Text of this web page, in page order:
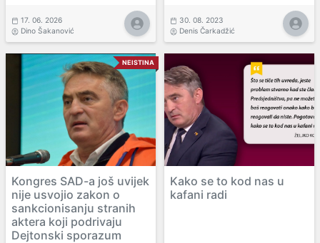
17. 06. 2026
Dino Šakanović
30. 08. 2023
Denis Čarkadžić
NEISTINA
Kongres SAD-a još uvijek
nije usvojio zakon o
sankcionisanju stranih
aktera koji podrivaju
Dejtonski sporazum
Kako se to kod nas u
kafani radi